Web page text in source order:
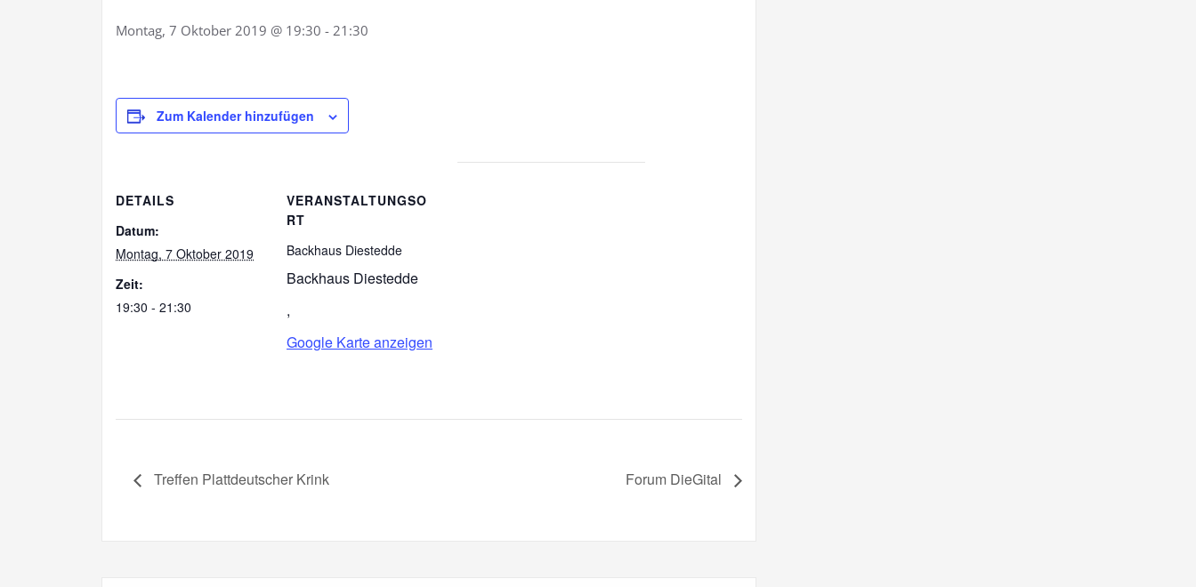
Montag, 7 Oktober 2019 @ 19:30 - 21:30
Zum Kalender hinzufügen
DETAILS
Datum:
Montag, 7 Oktober 2019
Zeit:
19:30 - 21:30
VERANSTALTUNGSO
RT
Backhaus Diestedde
Backhaus Diestedde
,
Google Karte anzeigen
Treffen Plattdeutscher Krink Forum DieGital